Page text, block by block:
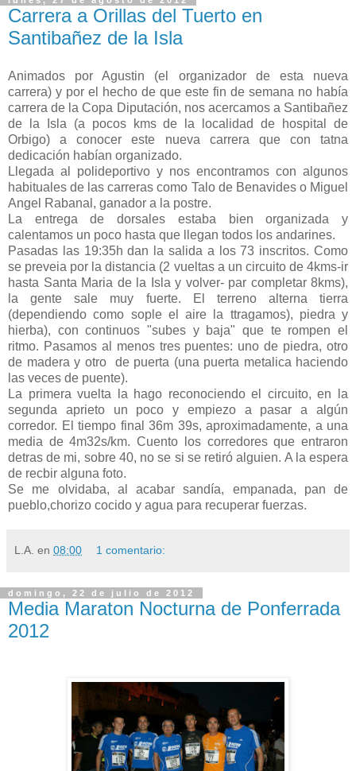
Carrera a Orillas del Tuerto en
Santibañez de la Isla
Animados por Agustin (el organizador de esta nueva
carrera) y por el hecho de que este fin de semana no había
carrera de la Copa Diputación, nos acercamos a Santibañez
de la Isla (a pocos kms de la localidad de hospital de
Orbigo) a conocer este nueva carrera que con tatna
dedicación habían organizado.
Llegada al polideportivo y nos encontramos con algunos
habituales de las carreras como Talo de Benavides o Miguel
Angel Rabanal, ganador a la postre.
La entrega de dorsales estaba bien organizada y
calentamos un poco hasta que llegan todos los andarines.
Pasadas las 19:35h dan la salida a los 73 inscritos. Como
se preveia por la distancia (2 vueltas a un circuito de 4kms-ir
hasta Santa Maria de la Isla y volver- par completar 8kms),
la gente sale muy fuerte. El terreno alterna tierra
(dependiendo como sople el aire la ttragamos), piedra y
hierba), con continuos "subes y baja" que te rompen el
ritmo. Pasamos al menos tres puentes: uno de piedra, otro
de madera y otro de puerta (una puerta metalica haciendo
las veces de puente).
La primera vuelta la hago reconociendo el circuito, en la
segunda aprieto un poco y empiezo a pasar a algún
corredor. El tiempo final 36m 39s, aproximadamente, a una
media de 4m32s/km. Cuento los corredores que entraron
detras de mi, sobre 40, no se si se retiró alguien. A la espera
de recbir alguna foto.
Se me olvidaba, al acabar sandía, empanada, pan de
pueblo,chorizo cocido y agua para recuperar fuerzas.
L.A. en 08:00 1 comentario:
domingo, 22 de julio de 2012
Media Maraton Nocturna de Ponferrada
2012